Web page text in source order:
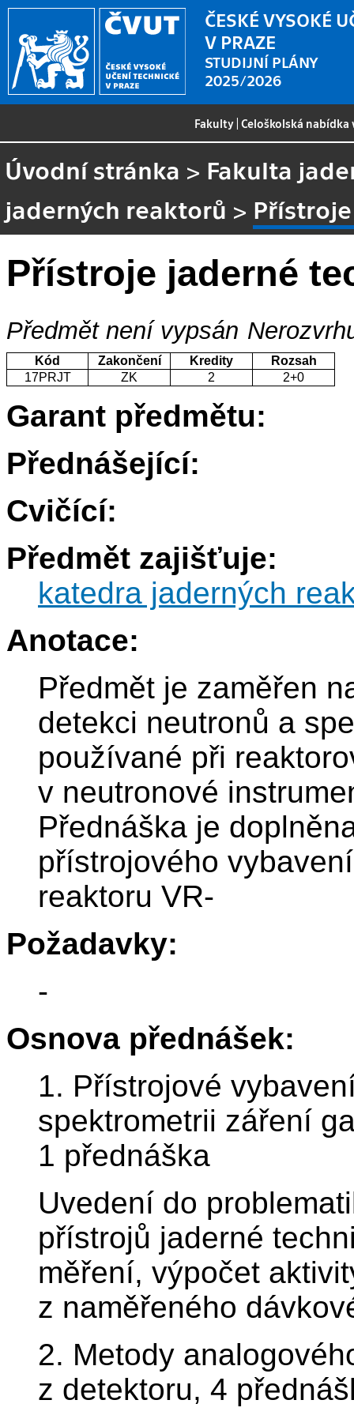
ČESKÉ VYSOKÉ
V PRAZE
STUDIJNÍ PLÁNY
2025/2026
Fakulty |Celoškolská
Úvodní stránka > Fakulta
jaderných reaktorů >
Přístroje jaderné
Předmět není vypsán
Kód Zakončení Kredity
Rozsah
17PRJT
ZK 2 2+0
Garant předmětu:
Přednášející:
Cvičící:
Předmět zajišťuje:
katedra jaderných
Anotace:
Předmět je zaměřen
detekci neutronů a
používané při
v neutronové
Přednáška je
přístrojového
reaktoru VR-
Požadavky:
-
Osnova přednášek:
1. Přístrojové
spektrometrii záření
1 přednáška
Uvedení do
přístrojů jaderné
měření, výpočet
z naměřeného
2. Metody
z detektoru, 4